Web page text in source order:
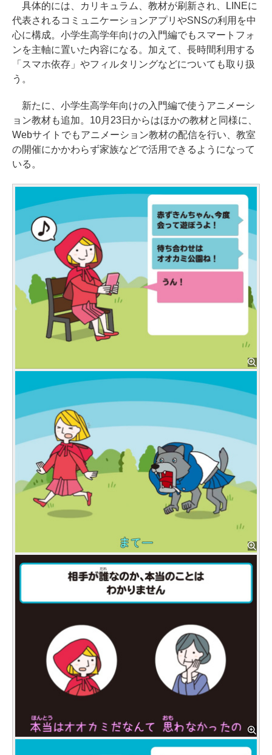
具体的には、カリキュラム、教材が刷新され、LINEに
代表されるコミュニケーションアプリやSNSの利用を中
心に構成。小学生高学年向けの入門編でもスマートフォ
ンを主軸に置いた内容になる。加えて、長時間利用する
「スマホ依存」やフィルタリングなどについても取り扱
う。
新たに、小学生高学年向けの入門編で使うアニメーシ
ョン教材も追加。10月23日からはほかの教材と同様に、
Webサイトでもアニメーション教材の配信を行い、教室
の開催にかかわらず家族などで活用できるようになって
いる。